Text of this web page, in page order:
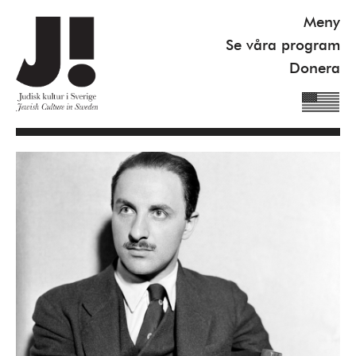
Meny
Se våra program
Donera
Kommande program
Se våra program
Gilel Storch Award
Pod
Våra böcker